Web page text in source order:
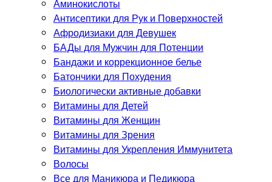
Аминокислоты
Антисептики для Рук и Поверхностей
Афродизиаки для Девушек
БАДы для Мужчин для Потенции
Бандажи и коррекционное белье
Батончики для Похудения
Биологически активные добавки
Витамины для Детей
Витамины для Женщин
Витамины для Зрения
Витамины для Укрепления Иммунитета
Волосы
Все для Маникюра и Педикюра